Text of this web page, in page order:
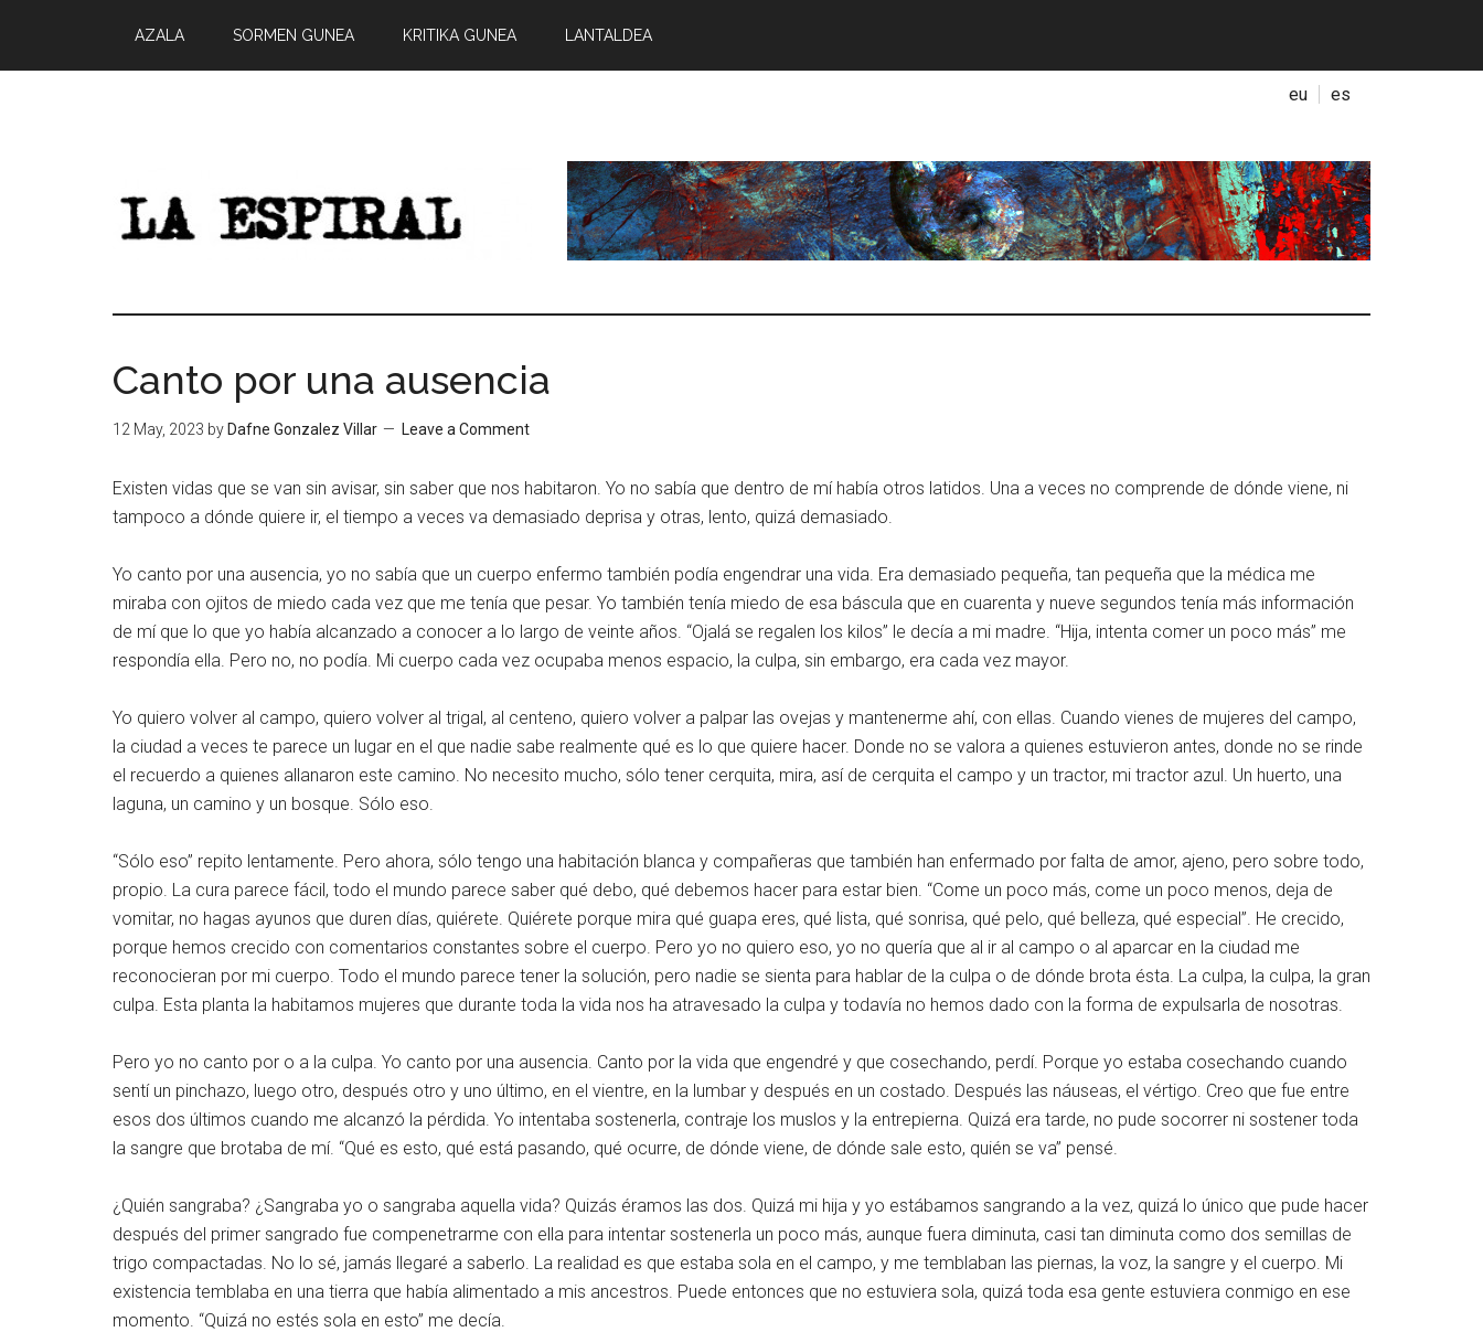
AZALA SORMEN GUNEA KRITIKA GUNEA LANTALDEA
eu es
Canto por una ausencia
12 May, 2023 by Dafne Gonzalez Villar Leave a Comment
Existen vidas que se van sin avisar, sin saber que nos habitaron. Yo no sabía que dentro de mí había otros latidos. Una a veces no comprende de dónde viene, ni
tampoco a dónde quiere ir, el tiempo a veces va demasiado deprisa y otras, lento, quizá demasiado.
Yo canto por una ausencia, yo no sabía que un cuerpo enfermo también podía engendrar una vida. Era demasiado pequeña, tan pequeña que la médica me
miraba con ojitos de miedo cada vez que me tenía que pesar. Yo también tenía miedo de esa báscula que en cuarenta y nueve segundos tenía más información
de mí que lo que yo había alcanzado a conocer a lo largo de veinte años. “Ojalá se regalen los kilos” le decía a mi madre. “Hija, intenta comer un poco más” me
respondía ella. Pero no, no podía. Mi cuerpo cada vez ocupaba menos espacio, la culpa, sin embargo, era cada vez mayor.
Yo quiero volver al campo, quiero volver al trigal, al centeno, quiero volver a palpar las ovejas y mantenerme ahí, con ellas. Cuando vienes de mujeres del campo,
la ciudad a veces te parece un lugar en el que nadie sabe realmente qué es lo que quiere hacer. Donde no se valora a quienes estuvieron antes, donde no se rinde
el recuerdo a quienes allanaron este camino. No necesito mucho, sólo tener cerquita, mira, así de cerquita el campo y un tractor, mi tractor azul. Un huerto, una
laguna, un camino y un bosque. Sólo eso.
“Sólo eso” repito lentamente. Pero ahora, sólo tengo una habitación blanca y compañeras que también han enfermado por falta de amor, ajeno, pero sobre todo,
propio. La cura parece fácil, todo el mundo parece saber qué debo, qué debemos hacer para estar bien. “Come un poco más, come un poco menos, deja de
vomitar, no hagas ayunos que duren días, quiérete. Quiérete porque mira qué guapa eres, qué lista, qué sonrisa, qué pelo, qué belleza, qué especial”. He crecido,
porque hemos crecido con comentarios constantes sobre el cuerpo. Pero yo no quiero eso, yo no quería que al ir al campo o al aparcar en la ciudad me
reconocieran por mi cuerpo. Todo el mundo parece tener la solución, pero nadie se sienta para hablar de la culpa o de dónde brota ésta. La culpa, la culpa, la gran
culpa. Esta planta la habitamos mujeres que durante toda la vida nos ha atravesado la culpa y todavía no hemos dado con la forma de expulsarla de nosotras.
Pero yo no canto por o a la culpa. Yo canto por una ausencia. Canto por la vida que engendré y que cosechando, perdí. Porque yo estaba cosechando cuando
sentí un pinchazo, luego otro, después otro y uno último, en el vientre, en la lumbar y después en un costado. Después las náuseas, el vértigo. Creo que fue entre
esos dos últimos cuando me alcanzó la pérdida. Yo intentaba sostenerla, contraje los muslos y la entrepierna. Quizá era tarde, no pude socorrer ni sostener toda
la sangre que brotaba de mí. “Qué es esto, qué está pasando, qué ocurre, de dónde viene, de dónde sale esto, quién se va” pensé.
¿Quién sangraba? ¿Sangraba yo o sangraba aquella vida? Quizás éramos las dos. Quizá mi hija y yo estábamos sangrando a la vez, quizá lo único que pude hacer
después del primer sangrado fue compenetrarme con ella para intentar sostenerla un poco más, aunque fuera diminuta, casi tan diminuta como dos semillas de
trigo compactadas. No lo sé, jamás llegaré a saberlo. La realidad es que estaba sola en el campo, y me temblaban las piernas, la voz, la sangre y el cuerpo. Mi
existencia temblaba en una tierra que había alimentado a mis ancestros. Puede entonces que no estuviera sola, quizá toda esa gente estuviera conmigo en ese
momento. “Quizá no estés sola en esto” me decía.